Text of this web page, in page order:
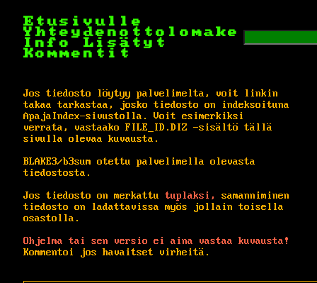
Etusivulle
Yhteydenottolomake
Info
Lisätyt
Kommentit
Jos tiedosto löytyy palvelimelta, voit linkin
takaa tarkastaa, josko tiedosto on indeksoituna
ApajaIndex-sivustolla. Voit esimerkiksi
verrata, vastaako FILE_ID.DIZ -sisältö tällä
sivulla olevaa kuvausta.
BLAKE3/b3sum otettu palvelimella olevasta
tiedostosta.
Jos tiedosto on merkattu tuplaksi,
samanniminen
tiedosto on ladattavissa myös jollain toisella
osastolla.
Ohjelma tai sen versio ei aina vastaa kuvausta!
Kommentoi jos havaitset virheitä.